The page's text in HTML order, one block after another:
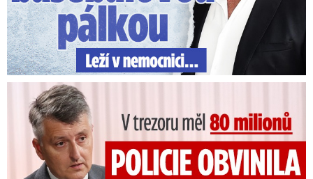
V trezoru měl 80 milionů: Policie obvinila exšéfa železnic!